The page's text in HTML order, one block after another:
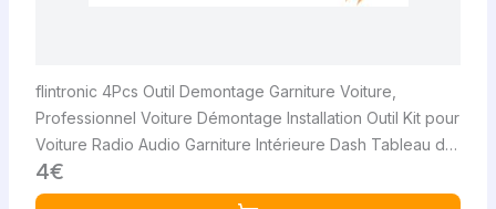
flintronic 4Pcs Outil Demontage Garniture Voiture,
Professionnel Voiture Démontage Installation Outil Kit pour
Voiture Radio Audio Garniture Intérieure Dash Tableau de
Bord, Installateur Pry Outil
4€